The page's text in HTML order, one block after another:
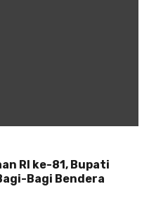
RI ke-81, Bupati
Bagi Bendera